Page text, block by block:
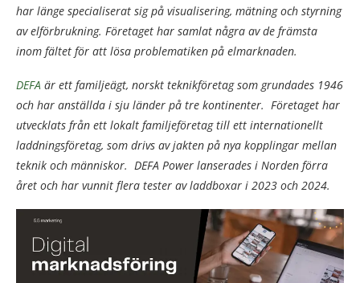
har länge specialiserat sig på visualisering, mätning och styrning
av elförbrukning. Företaget har samlat några av de främsta
inom fältet för att lösa problematiken på elmarknaden.
DEFA är ett familjeägt, norskt teknikföretag som grundades 1946
och har anställda i sju länder på tre kontinenter. Företaget har
utvecklats från ett lokalt familjeföretag till ett internationellt
laddningsföretag, som drivs av jakten på nya kopplingar mellan
teknik och människor. DEFA Power lanserades i Norden förra
året och har vunnit flera tester av laddboxar i 2023 och 2024.